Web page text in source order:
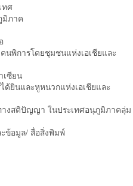
ทศ
มิภาค
นพิการโดยชุมชนแห่งเอเชียและ
เซียน
ด้ยินและหูหนวกแห่งเอเชียและ
างสติปัญญา ในประเทศอนุภูมิภาคลุ่ม
ข้อมูล/ สื่อสิ่งพิมพ์